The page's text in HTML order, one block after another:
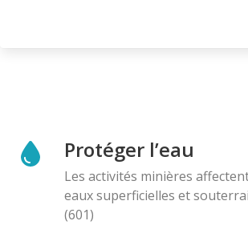
Protéger l’eau
Les activités minières
eaux superficielles et
(601)